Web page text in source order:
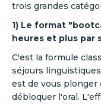
trois grandes
1) Le format
heures et plus par
C'est la formule
séjours
est de vous plonger
débloquer l'oral.